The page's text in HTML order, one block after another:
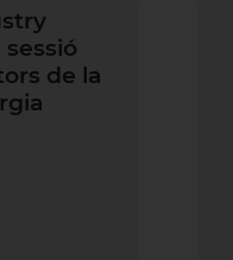
de la